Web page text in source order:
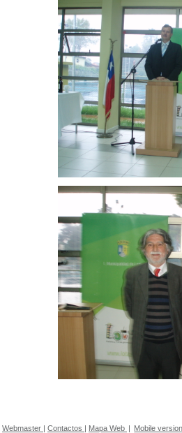
Webmaster | Contactos | Mapa Web | Mobile